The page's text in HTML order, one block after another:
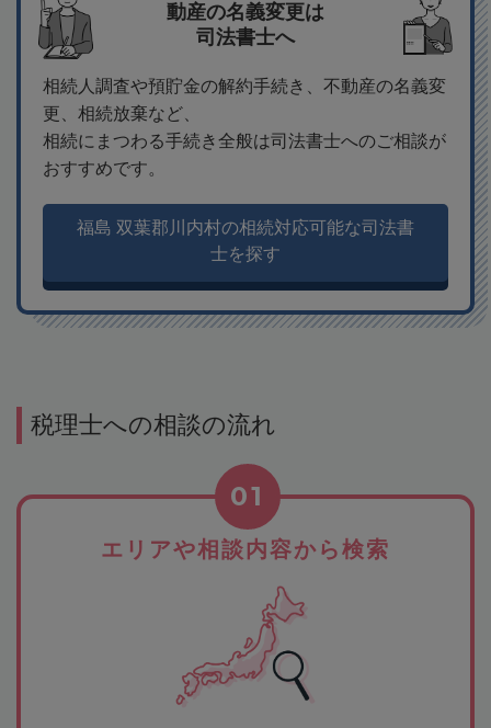
動産の名義変更は
司法書士へ
相続人調査や預貯金の解約手続き、不動産の名義変
更、相続放棄など、
相続にまつわる手続き全般は司法書士へのご相談が
おすすめです。
福島 双葉郡川内村の相続対応可能な司法書
士を探す
税理士への相談の流れ
エリアや相談内容から検索
01